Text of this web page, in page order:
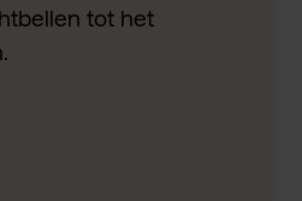
tot het